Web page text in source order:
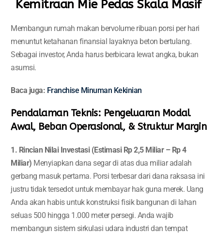
Kemitraan Mie Pedas Skala Masif
Membangun rumah makan bervolume ribuan porsi per hari
menuntut ketahanan finansial layaknya beton bertulang.
Sebagai investor, Anda harus berbicara lewat angka, bukan
asumsi.
Baca juga: Franchise Minuman Kekinian
Pendalaman Teknis: Pengeluaran Modal
Awal, Beban Operasional, & Struktur Margin
1. Rincian Nilai Investasi (Estimasi Rp 2,5 Miliar – Rp 4
Miliar) Menyiapkan dana segar di atas dua miliar adalah
gerbang masuk pertama. Porsi terbesar dari dana raksasa ini
justru tidak tersedot untuk membayar hak guna merek. Uang
Anda akan habis untuk konstruksi fisik bangunan di lahan
seluas 500 hingga 1.000 meter persegi. Anda wajib
membangun sistem sirkulasi udara industri dan tempat